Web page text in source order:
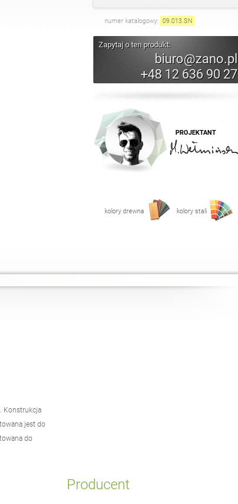
numer katalogowy: 09.013.SN
Zapytaj o ten produkt:
biuro@zano.pl
+48 12 636 90 27
PROJEKTANT
kolory drewna kolory stali
Konstrukcja
jest do
do
Producent